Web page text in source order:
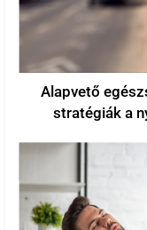
Alapvető
stratégiák a